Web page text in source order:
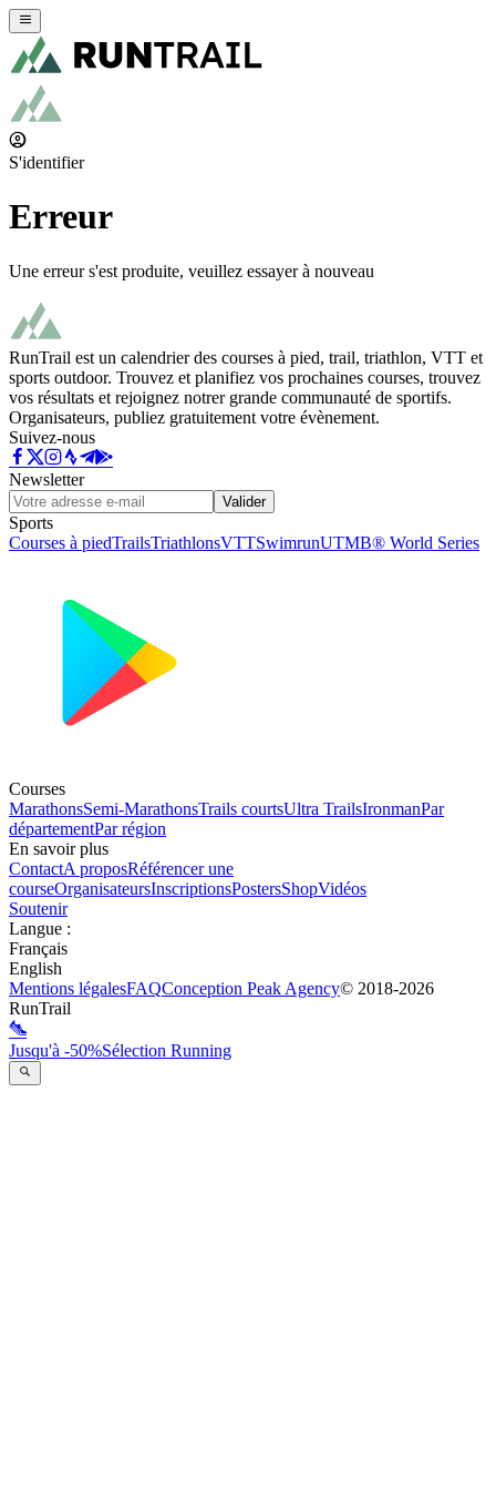
S'identifier
Erreur
Une erreur s'est produite, veuillez essayer à nouveau
RunTrail est un calendrier des courses à pied, trail, triathlon, VTT et
sports outdoor. Trouvez et planifiez vos prochaines courses, trouvez
vos résultats et rejoignez notrer grande communauté de sportifs.
Organisateurs, publiez gratuitement votre évènement.
Suivez-nous
Newsletter
Valider
Sports
Courses à piedTrailsTriathlonsVTTSwimrunUTMB® World Series
Courses
MarathonsSemi-MarathonsTrails courtsUltra TrailsIronmanPar
départementPar région
En savoir plus
ContactA proposRéférencer une
courseOrganisateursInscriptionsPostersShopVidéos
Soutenir
Langue :
Français
English
Mentions légalesFAQConception Peak Agency© 2018-2026
RunTrail
Jusqu'à -50%Sélection Running